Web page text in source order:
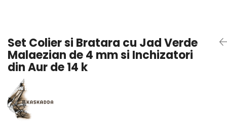
Pandantive cu Perle
Brose cu Perle
Set Colier si Bratara cu Jad Verde
Malaezian de 4 mm si Inchizatori
din Aur de 14 k